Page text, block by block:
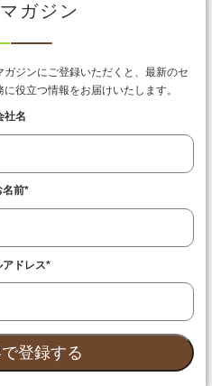
ガジン
ジンにご登録いただくと、最新のセ
役立つ情報をお届けいたします。
社名
名前*
アドレス*